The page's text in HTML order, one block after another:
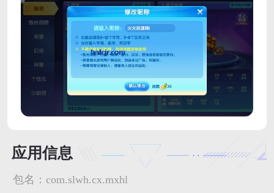
应用信息
包名： com.slwh.cx.mxhl